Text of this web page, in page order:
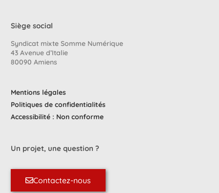
Siège social
Syndicat mixte Somme Numérique
43 Avenue d’Italie
80090 Amiens
Mentions légales
Politiques de confidentialités
Accessibilité : Non conforme
Un projet, une question ?
Contactez-nous